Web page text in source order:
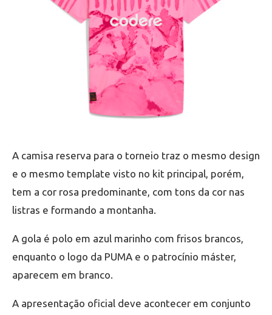
A camisa reserva para o torneio traz o mesmo design
e o mesmo template visto no kit principal, porém,
tem a cor rosa predominante, com tons da cor nas
listras e formando a montanha.
A gola é polo em azul marinho com frisos brancos,
enquanto o logo da PUMA e o patrocínio máster,
aparecem em branco.
A apresentação oficial deve acontecer em conjunto